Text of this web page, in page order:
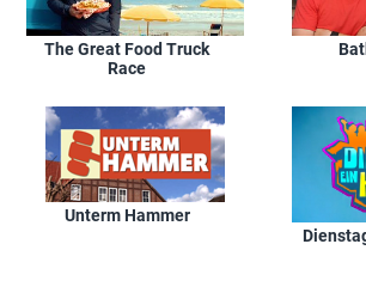
The Great Food Truck
Race
Unterm Hammer